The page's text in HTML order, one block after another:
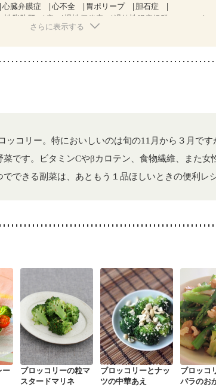
心臓弁膜症 心不全 胃ポリープ
胆石症
性脂肪肝 痔 慢性便秘症
過敏性腸症候群（IBS）
糖尿病性腎症（第２期）
る（初期）
妊婦健診・血圧が気になる（初期）
さらに表示する
ッコリー。特においしいのは旬の11月から３月です
です。ビタミンCやβカロテン、食物繊維、また女
できる副菜は、あともう１品ほしいときの便利レ
ー
ブロッコリーの粒マ
スタードマリネ
ブロッコリーとナッ
ツの中華あえ
ブロッコ
パラのお